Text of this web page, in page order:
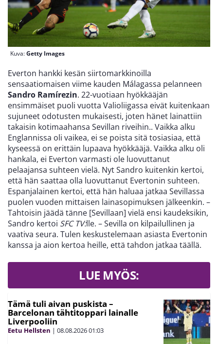
Kuva:Getty Images
Everton hankki kesän siirtomarkkinoilla
sensaatiomaisen viime kauden Málagassa pelanneen
Sandro Ramírezin. 22-vuotiaan hyökkääjän
ensimmäiset puoli vuotta Valioliigassa eivät kuitenkaan
sujuneet odotusten mukaisesti, joten hänet lainattiin
takaisin kotimaahansa Sevillan riveihin.. Vaikka alku
Englannissa oli vaikea, ei se poista sitä tosiasiaa, että
kyseessä on erittäin lupaava hyökkääjä. Vaikka alku oli
hankala, ei Everton varmasti ole luovuttanut
pelaajansa suhteen vielä. Nyt Sandro kuitenkin kertoi,
että hän saattaa olla luovuttanut Evertonin suhteen.
Espanjalainen kertoi, että hän haluaa jatkaa Sevillassa
puolen vuoden mittaisen lainasopimuksen jälkeenkin. –
Tahtoisin jäädä tänne [Sevillaan] vielä ensi kaudeksikin,
Sandro kertoi SFC TV:lle. – Sevilla on kilpailullinen ja
vaativa seura. Tulen keskustelemaan asiasta Evertonin
kanssa ja aion kertoa heille, että tahdon jatkaa täällä.
LUE MYÖS:
Tämä tuli aivan puskista –
Barcelonan tähtitoppari lainalle
Liverpooliin
Eetu Hellsten | 08.08.202601:03